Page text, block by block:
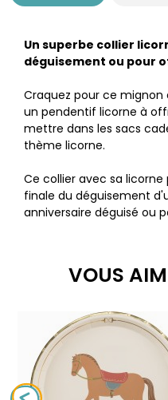
Un superbe collier
déguisement ou pour
Craquez pour ce mignon
un pendentif licorne à
mettre dans les sacs
thème licorne.
Ce collier avec sa
finale du déguisement
anniversaire déguisé ou
VOUS